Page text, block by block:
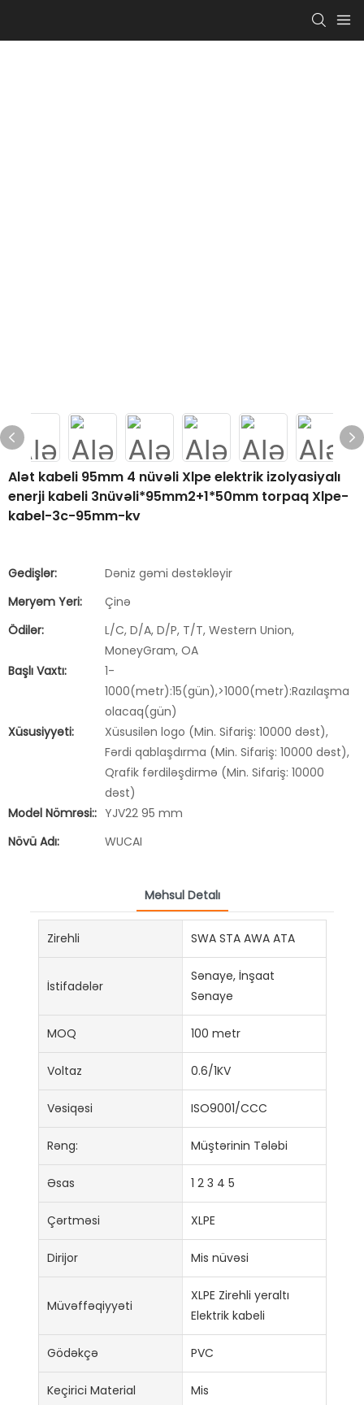
Alət kabeli 95mm 4 nüvəli Xlpe elektrik izolyasiyalı
enerji kabeli 3nüvəli*95mm2+1*50mm torpaq Xlpe-
kabel-3c-95mm-kv
Gedişlər:
Dəniz gəmi dəstəkləyir
Məryəm Yeri:
Çinə
Ödilər:
L/C, D/A, D/P, T/T, Western Union,
MoneyGram, OA
Başlı Vaxtı:
1-
1000(metr):15(gün),>1000(metr):Razılaşma
olacaq(gün)
Xüsusiyyəti:
Xüsusilən logo (Min. Sifariş: 10000 dəst),
Fərdi qablaşdırma (Min. Sifariş: 10000 dəst),
Qrafik fərdiləşdirmə (Min. Sifariş: 10000
dəst)
Model Nömrəsi:: YJV22 95 mm
Növü Adı:
WUCAI
Məhsul Detalı
Zirehli SWA STA AWA ATA
İstifadələr
Sənaye, İnşaat
Sənaye
MOQ 100 metr
Voltaz 0.6/1KV
Vəsiqəsi ISO9001/CCC
Rəng: Müştərinin Tələbi
Əsas 1 2 3 4 5
Çərtməsi XLPE
Dirijor Mis nüvəsi
Müvəffəqiyyəti
XLPE Zirehli yeraltı
Elektrik kabeli
Gödəkçə PVC
Keçirici Material Mis